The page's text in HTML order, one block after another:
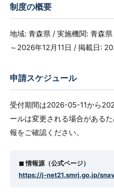
制度の概要
地域: 青森県 / 実施機関: 青森
～2026年12月11日 / 掲載日:
申請スケジュール
受付期間は2026-05-11から
ールは変更される場合がある
報をご確認ください。
◼︎ 情報源（公式ページ）
https://j-net21.smrj.go.jp/